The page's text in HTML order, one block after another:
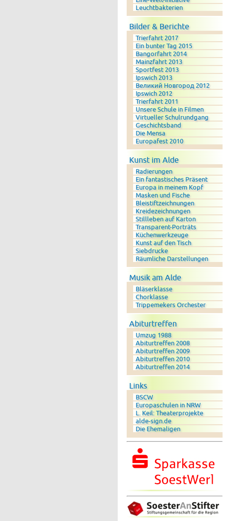
Leuchtbakterien
Bilder & Berichte
Trierfahrt 2017
Ein bunter Tag 2015
Bangorfahrt 2014
Mainzfahrt 2013
Sportfest 2013
Ipswich 2013
Великий Новгород 2012
Ipswich 2012
Trierfahrt 2011
Unsere Schule in Filmen
Virtueller Schulrundgang
Geschichtsband
Die Mensa
Europafest 2010
Kunst im Alde
Radierungen
Ein fantastisches Präsent
Europa in meinem Kopf
Masken und Fische
Bleistiftzeichnungen
Kreidezeichnungen
Stillleben auf Karton
Transparent-Porträts
Küchenwerkzeuge
Kunst auf den Tisch
Siebdrucke
Räumliche Darstellungen
Musik am Alde
Bläserklasse
Chorklasse
Trippemekers Orchester
Abiturtreffen
Umzug 1988
Abiturtreffen 2008
Abiturtreffen 2009
Abiturtreffen 2010
Abiturtreffen 2014
Links
BSCW
Europaschulen in NRW
L. Keil: Theaterprojekte
alde-sign.de
Die Ehemaligen